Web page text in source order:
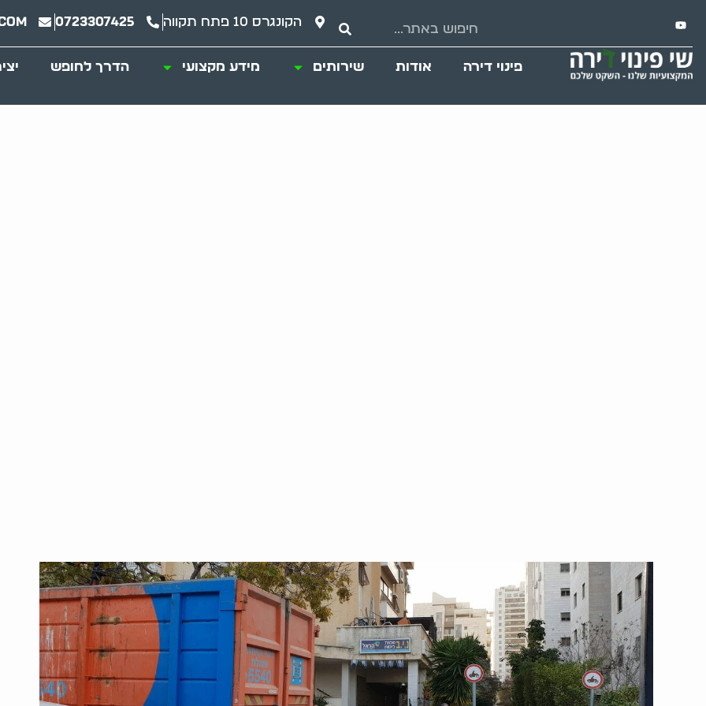
הקונגרס 10 פתח תקווה 0723307425
פינוי דירה אודות שירותים מידע מקצועי הדרך לחופש